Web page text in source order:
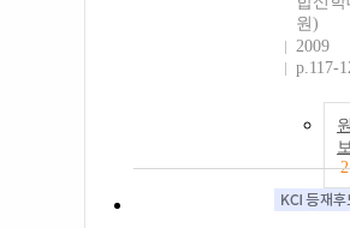
원)
2009
p.117-
2